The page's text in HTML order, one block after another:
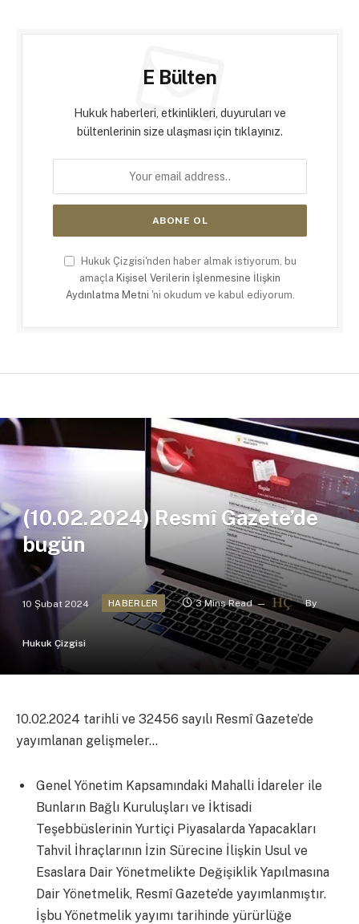
E Bülten
Hukuk haberleri, etkinlikleri, duyuruları ve
bültenlerinin size ulaşması için tıklayınız.
Hukuk Çizgisi'nden haber almak istiyorum, bu
amaçla Kişisel Verilerin İşlenmesine İlişkin
Aydınlatma Metni 'ni okudum ve kabul ediyorum.
(10.02.2024) Resmî Gazete’de
bugün
10 Şubat 2024 HABERLER 3 Mins Read By
Hukuk Çizgisi
10.02.2024 tarihli ve 32456 sayılı Resmî Gazete’de
yayımlanan gelişmeler…
Genel Yönetim Kapsamındaki Mahalli İdareler ile
Bunların Bağlı Kuruluşları ve İktisadi
Teşebbüslerinin Yurtiçi Piyasalarda Yapacakları
Tahvil İhraçlarının İzin Sürecine İlişkin Usul ve
Esaslara Dair Yönetmelikte Değişiklik Yapılmasına
Dair Yönetmelik, Resmî Gazete’de yayımlanmıştır.
İşbu Yönetmelik yayımı tarihinde yürürlüğe